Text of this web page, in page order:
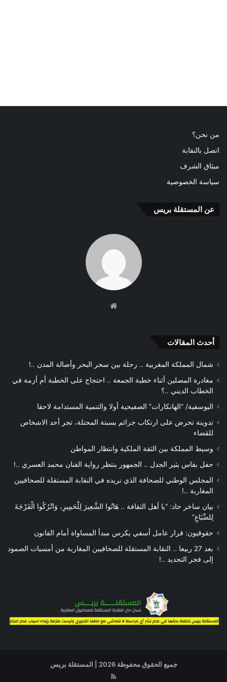
من نحن؟
اتصل بالنقابة
ميثاق الشرف
سياسة الخصوصية
عن المستقلة بريس
أحدث المقالات
شمال المملكة المغربية .. رحلة بين سحر البحر وأصالة المدن ..!
مغادرة المصلين أثناء خطبة الجمعة .. احتجاج على الخطبة أم أزمة في
الخطاب الديني ..؟
اليوسفية/ “الهانكارات” الصفيحية أولا والتنمية المستدامة لاحقا
تدوينة تحرض على ارتكاب جرائم بسبتة المحتلة، تجر أحد الاشخاص
للقضاء
وسيط المملكة بين الثقة الملكية وانتظار المواطن
حفل بفاس يثير الجدل .. الجمهور ينتظر رواية الفنان محمد العسري ..!
المجلس الوطني للصحافة الذي نريده في النقابة المستقلة للصحافيين
المغاربة ..!
بيان ساخر حاد: “يا أهل الثقافة .. هَاتُوا الشَّعِيرَ لِلْحَمِيرِ، وَاتْرُكُوا الْفَرْجَةَ
لِلضِّبَاعِ”
حقوقيون: قرار عامل أسفي يكرس مبدأ المساواة أمام القانون
بعد 27 ربيعا .. النقابة المستقلة للصحافيين المغاربة من أمسيات الصمود
إلى فجر التجديد ..!
جميع الحقوق محفوظة 2026 | المستقلة بريس
RSS